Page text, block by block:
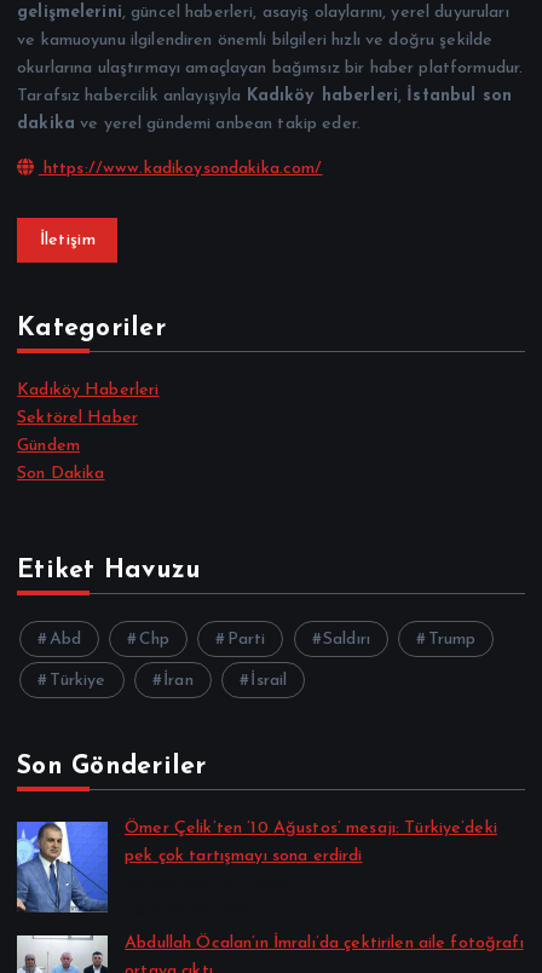
gelişmelerini, güncel haberleri, asayiş olaylarını, yerel duyuruları
ve kamuoyunu ilgilendiren önemli bilgileri hızlı ve doğru şekilde
okurlarına ulaştırmayı amaçlayan bağımsız bir haber platformudur.
Tarafsız habercilik anlayışıyla Kadıköy haberleri, İstanbul son
dakika ve yerel gündemi anbean takip eder.
https://www.kadikoysondakika.com/
İletişim
Kategoriler
Kadıköy Haberleri
Sektörel Haber
Gündem
Son Dakika
Etiket Havuzu
Abd Chp Parti Saldırı Trump
Türkiye İran İsrail
Son Gönderiler
Ömer Çelik’ten ’10 Ağustos’ mesajı: Türkiye’deki
pek çok tartışmayı sona erdirdi
Abdullah Öcalan’ın İmralı’da çektirilen aile fotoğrafı